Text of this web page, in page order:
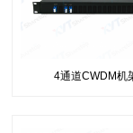
4通道CWDM机